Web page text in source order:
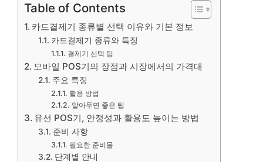
Table of Contents
카드결제기 종류별 선택 이유와 기본 정보
카드결제기 종류와 특징
결제기 선택 팁
모바일 POS기의 장점과 시장에서의 가격대
주요 특징
활용 방법
알아두면 좋은 팁
유선 POS기, 안정성과 활용도 높이는 방법
준비 사항
필요한 준비물
단계별 안내